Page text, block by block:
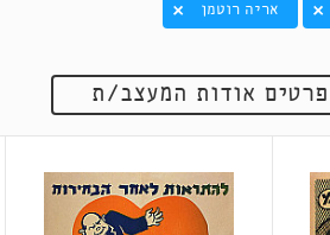
אריה רוטמן
פרטים אודות המעצב/ת